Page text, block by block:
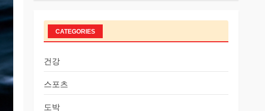
CATEGORIES
건강
스포츠
도박